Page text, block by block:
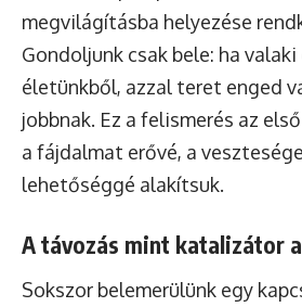
megvilágításba helyezése
Gondoljunk csak bele: ha valaki
életünkből, azzal teret enged
jobbnak. Ez a felismerés az
a fájdalmat erővé, a
lehetőséggé alakítsuk.
A távozás mint katalizátor
Sokszor belemerülünk egy